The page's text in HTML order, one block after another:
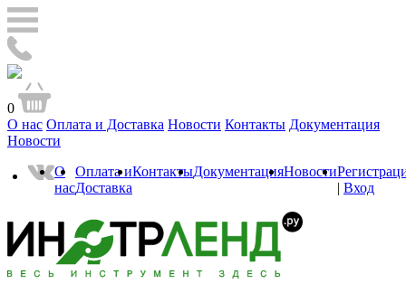
0
О нас Оплата и Доставка Новости Контакты Документация
Новости
О
нас
Оплата и
Доставка
КонтактыДокументацияНовости
| Вход